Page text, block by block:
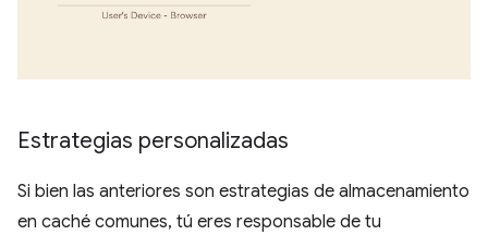
Estrategias personalizadas
Si bien las anteriores son estrategias de almacenamiento
en caché comunes, tú eres responsable de tu